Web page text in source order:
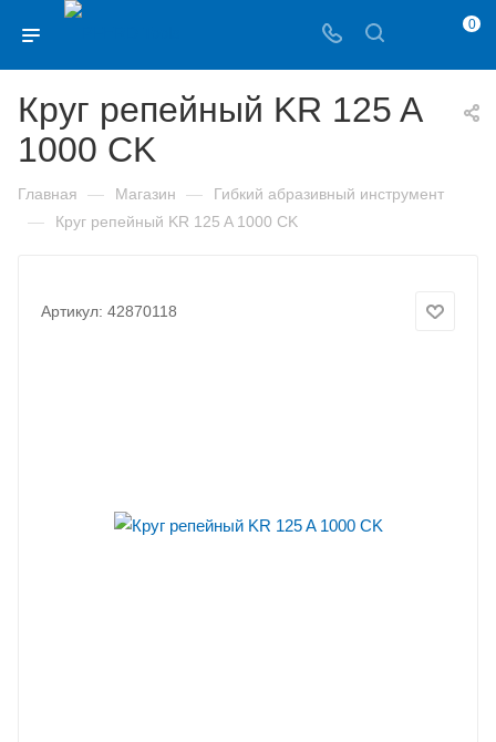
0
Круг репейный KR 125 A
1000 CK
Главная — Магазин — Гибкий абразивный инструмент
— Круг репейный KR 125 A 1000 CK
Артикул: 42870118